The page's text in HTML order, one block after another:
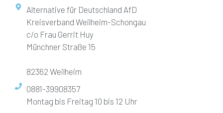
Alternative für Deutschland AfD
Kreisverband Weilheim-Schongau
c/o Frau Gerrit Huy
Münchner Straße 15
82362 Weilheim
0881-39908357
Montag bis Freitag 10 bis 12 Uhr